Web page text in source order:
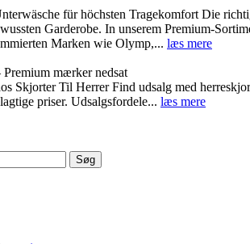
für höchsten Tragekomfort Die
Garderobe. In unserem Premium-
Marken wie Olymp,... læs mere
mærker nedsat
Skjorter Til Herrer Find udsalg med
priser. Udsalgsfordele... læs mere
Søg